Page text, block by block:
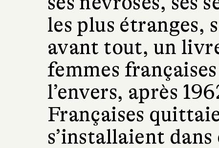
les plus étranges,
avant tout, un
femmes
l’envers, après
Françaises
s’installaient